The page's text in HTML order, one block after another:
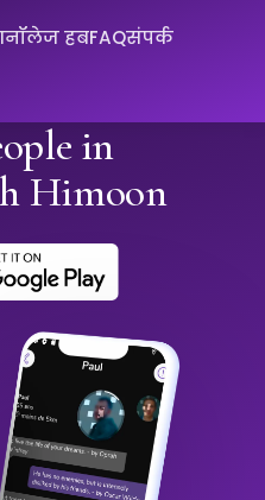
नॉलेज हबFAQसंपर्क
in
Himoon